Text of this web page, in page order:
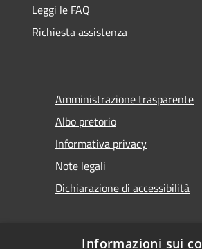
Leggi le FAQ
Richiesta assistenza
Amministrazione trasparente
Albo pretorio
Informativa privacy
Note legali
Dichiarazione di accessibilità
Informazioni sui